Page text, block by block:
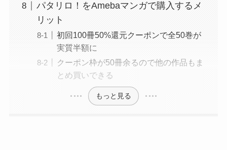
パタリロ！をAmebaマンガで購入するメ
リット
初回100冊50%還元クーポンで全50巻が
実質半額に
クーポン枠が50冊余るので他の作品もま
とめ買いできる
もっと見る